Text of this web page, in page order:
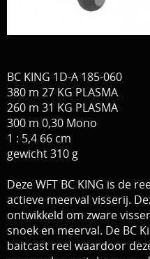
Tassen
Per leverancier
Decoratie
Kleding
PROMO materiaal
cadeau bon
2e hands 2e kans
TIPS, Montages and film
Meerval.shop Pro staff
You Tube kanaal
BC KING 1D-A 185-060
380 m 27 KG PLASMA
260 m 31 KG PLASMA
300 m 0,30 Mono
1 : 5,4 66 cm
gewicht 310 g
Deze WFT BC KING is de
actieve meerval visserij.
ontwikkeld om zware
snoek en meerval. De BC
baitcast reel waardoor